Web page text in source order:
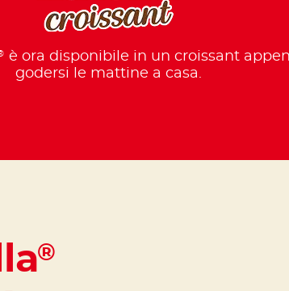
è ora disponibile in un croissant
godersi le mattine a casa.
®